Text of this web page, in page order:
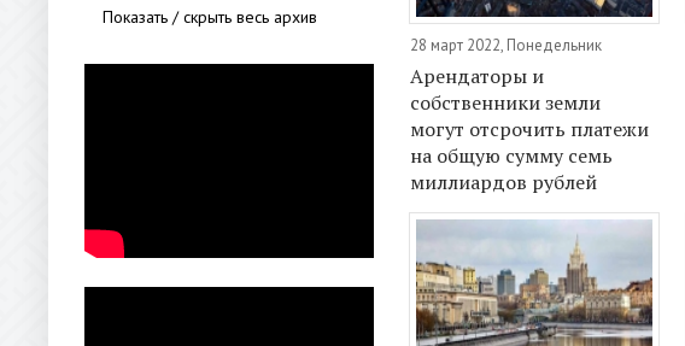
Показать / скрыть весь архив
28 март 2022, Понедельник
Арендаторы и
собственники земли
могут отсрочить платежи
на общую сумму семь
миллиардов рублей